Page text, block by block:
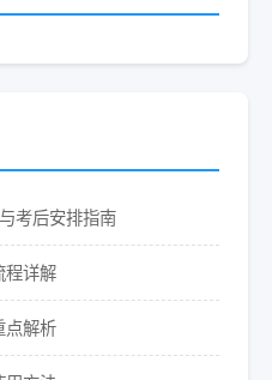
考后安排指南
程详解
点解析